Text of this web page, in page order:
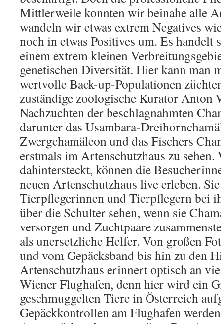
Mittlerweile konnten wir beinahe alle
wandeln wir etwas extrem Negatives
noch in etwas Positives um. Es
einem extrem kleinen
genetischen Diversität. Hier kann man
wertvolle Back-up-Populationen
zuständige zoologische Kurator Anton
Nachzuchten der beschlagnahmten
darunter das Usambara-
Zwergchamäleon und das Fischers
erstmals im Artenschutzhaus zu
dahintersteckt, können die
neuen Artenschutzhaus live erleben.
Tierpflegerinnen und Tierpflegern bei
über die Schulter sehen, wenn sie
versorgen und Zuchtpaare
als unersetzliche Helfer. Von großen
und vom Gepäcksband bis hin zu den
Artenschutzhaus erinnert optisch an
Wiener Flughafen, denn hier wird ein
geschmuggelten Tiere in Österreich
Gepäckkontrollen am Flughafen